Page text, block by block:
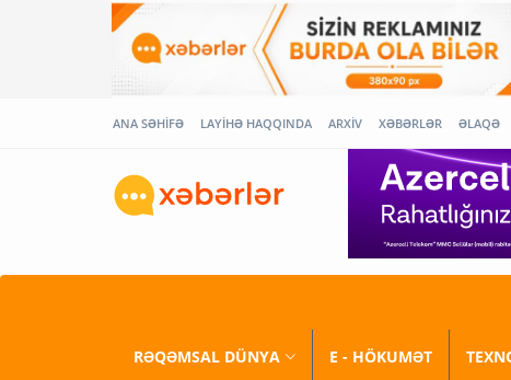
ANA SƏHİFƏ LAYİHƏ HAQQINDA ARXİV XƏBƏRLƏR ƏLAQƏ
RƏQƏMSAL DÜNYA E - HÖKUMƏT